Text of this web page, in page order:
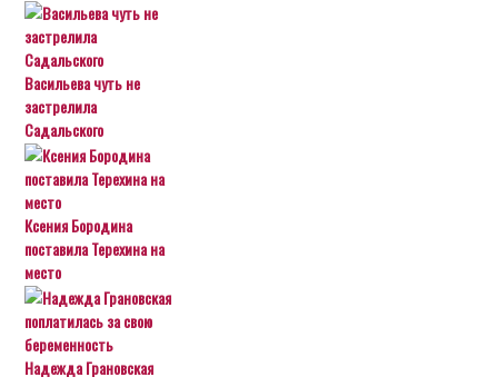
Васильева чуть не
застрелила
Садальского
Ксения Бородина
поставила Терехина на
место
Надежда Грановская